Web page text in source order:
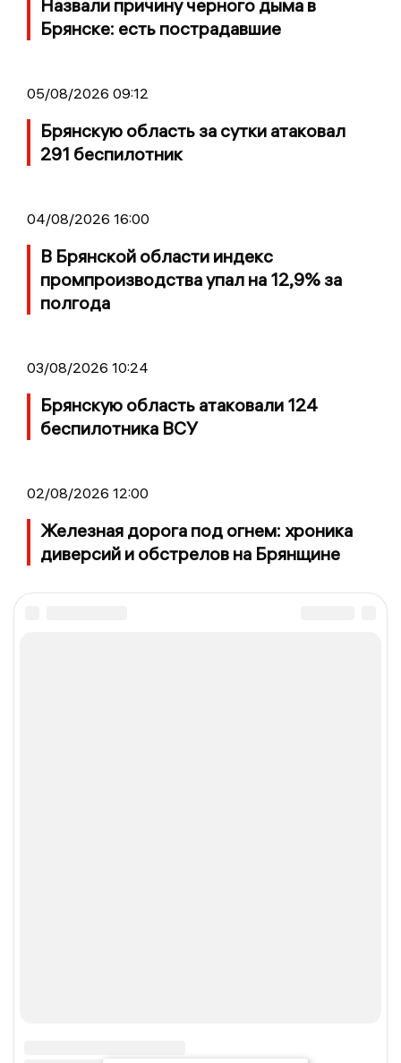
Назвали причину черного дыма в
Брянске: есть пострадавшие
05/08/2026 09:12
Брянскую область за сутки атаковал
291 беспилотник
04/08/2026 16:00
В Брянской области индекс
промпроизводства упал на 12,9% за
полгода
03/08/2026 10:24
Брянскую область атаковали 124
беспилотника ВСУ
02/08/2026 12:00
Железная дорога под огнем: хроника
диверсий и обстрелов на Брянщине